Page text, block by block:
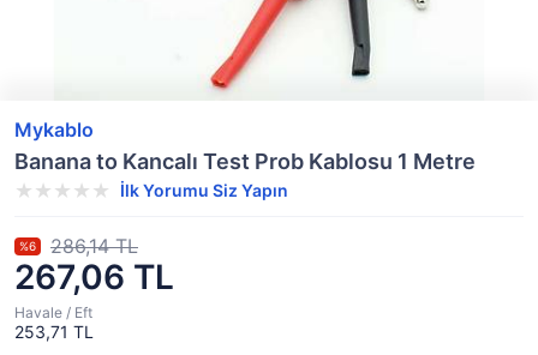
Mykablo
Banana to Kancalı Test Prob Kablosu 1 Metre
İlk Yorumu Siz Yapın
267,06 TL
%6 286,14 TL
Havale / Eft
253,71 TL